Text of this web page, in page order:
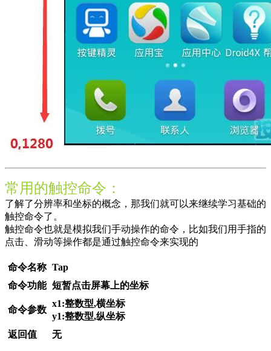
常用的触控命令：
了解了分辨率和坐标的概念，那我们就可以来继续学习基础的
触控命令了。
触控命令也就是模拟我们手动操作的命令，比如我们用手指的
点击、滑动等操作都是通过触控命令来实现的
命令名称 Tap
命令功能 短暂点击屏幕上的坐标
命令参数
x1:整数型,横坐标
y1:整数型,纵坐标
返回值
无